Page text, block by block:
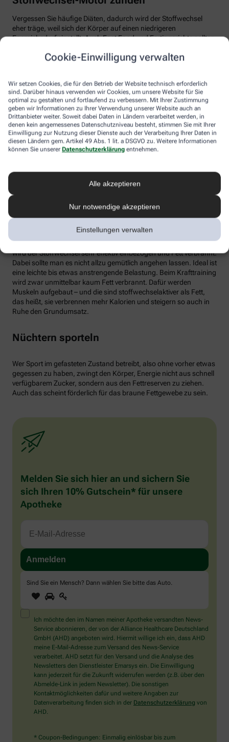
Cookie-Einwilligung verwalten
Wir setzen Cookies, die für den Betrieb der Website technisch erforderlich
sind. Darüber hinaus verwenden wir Cookies, um unsere Website für Sie
optimal zu gestalten und fortlaufend zu verbessern. Mit Ihrer Zustimmung
geben wir Informationen zu Ihrer Verwendung unserer Website auch an
Drittanbieter weiter. Soweit dabei Daten in Ländern verarbeitet werden, in
denen kein angemessenes Datenschutzniveau besteht, stimmen Sie mit Ihrer
Einwilligung zur Nutzung dieser Dienste auch der Verarbeitung Ihrer Daten in
diesen Ländern gem. Artikel 49 Abs. 1 lit. a DSGVO zu. Weitere Informationen
können Sie unserer Datenschutzerklärung entnehmen.
Alle akzeptieren
Nur notwendige akzeptieren
Einstellungen verwalten
Vergessen Sie häufige Diäten, dadurch wird der Stoffwechsel
eher träge, weil sich der Körper auf einen niedrigeren
Energiebedarf einstellt. Auch Fast Food und Fertiggerichte sollten
Körper bei der Verarbeitung von hochverarbeiteten Lebensmitteln
Tim Hollstein rät zu einer proteinreichen Ernährung (Vorsicht bei
Vorerkrankungen wie Nierenleiden!). Denn Proteine sind nicht nur
gut für den Muskelaufbau, der Körper benötigt auch viel Energie,
um Eiweiß abzubauen. Das regt den Stoffwechsel an. Proteine
stecken vor allem in magerem Fleisch, Fisch und Milchprodukten
wie Quark und Skyr. Auch sogenannte thermogene Lebensmittel
wie Chilis oder Ingwer können das braune Fettgewebe aktivieren
und den Energieverbrauch erhöhen.
In Bewegung kommen
Der richtige Mix macht’s
von weißen Fettzellen in braunes Fett begünstigen und dessen
Aktivität erhöhen. Ab circa 30 Minuten Joggen oder Radfahren
wird der Stoffwechsel sehr effektiv einbezogen und Fett verbrannt.
Dabei sollte man es nicht allzu gemütlich angehen lassen. Ideal ist
eine leichte bis etwas anstrengende Belastung. Beim Krafttraining
wird zwar unmittelbar kaum Fett verbrannt. Dafür werden
Muskeln aufgebaut – und die sind stoffwechselaktiver als Fett,
das heißt, sie verbrennen mehr Kalorien und steigern so auch in
Ruhe den Grundumsatz.
Nüchtern sporteln
Wer Sport im gefasteten Zustand betreibt, also ohne vorher etwas
gegessen zu haben, zwingt den Körper, Energie nicht aus schnell
verfügbarem Zucker, sondern aus den Fettreserven zu ziehen.
Auch das scheint förderlich für das braune Fettgewebe zu sein.
Melden Sie sich hier an und sichern Sie
sich Ihren 10% Gutschein* für unsere
Apotheke
Sind Sie ein Mensch? Dann wählen Sie bitte das Auto
Sind
Sie
ein
Mensch?
Dann
wählen
Sie
bitte
das
Auto.
1 2
Ich möchte den im Namen meiner Apotheke versandten News-
Service abonnieren, der von der Alliance Healthcare Deutschland
GmbH (AHD) angeboten wird. Hiermit willige ich ein, dass AHD
meine E-Mail-Adresse zum Versand des News-Service
verarbeitet. AHD setzt für den Versand und die Analyse des
Newsletters den Dienstleister Emarsys ein. Die Einwilligung
kann jederzeit für die Zukunft widerrufen werden (z.B. über den
Abmelde-Link in jedem Newsletter). Die sonstigen
Kontaktmöglichkeiten dafür und weitere Angaben zur
Datenverarbeitung finden sich in der Datenschutzerklärung von
AHD.
* Coupon-Bedingungen: Einmalig einlösbar bis zum